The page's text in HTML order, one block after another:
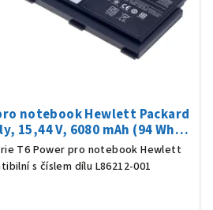
notebook Hewlett Packard
15,44 V, 6080 mAh (94 Wh),
černá
T6 Power pro notebook Hewlett
s číslem dílu L86212-001